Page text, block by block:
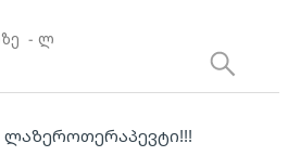
- ლ
ლაზეროთერაპევტი!!!